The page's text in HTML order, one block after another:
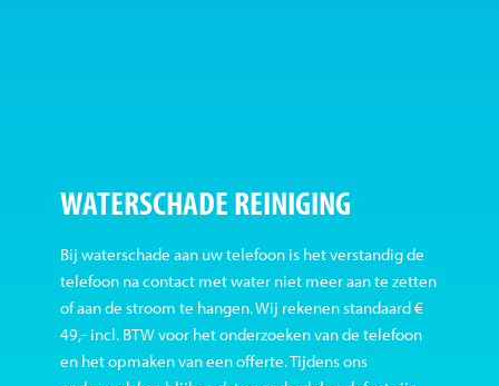
WATERSCHADE REINIGING
Bij waterschade aan uw telefoon is het verstandig de
telefoon na contact met water niet meer aan te zetten
of aan de stroom te hangen. Wij rekenen standaard €
49,- incl. BTW voor het onderzoeken van de telefoon
en het opmaken van een offerte. Tijdens ons